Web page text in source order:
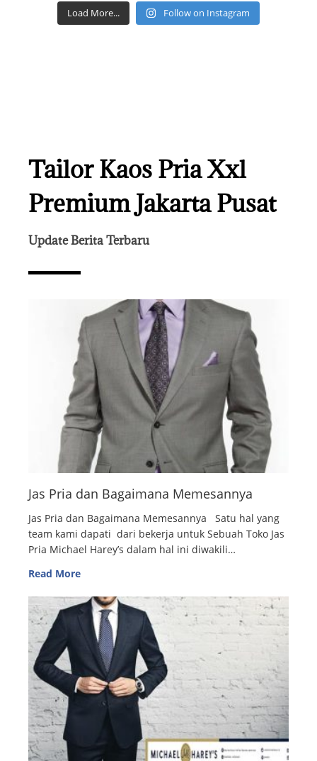
Load More... Follow on Instagram
Tailor Kaos Pria Xxl
Premium Jakarta Pusat
Update Berita Terbaru
Jas Pria dan Bagaimana Memesannya
Jas Pria dan Bagaimana Memesannya Satu hal yang
team kami dapati dari bekerja untuk Sebuah Toko Jas
Pria Michael Harey’s dalam hal ini diwakili…
Read More